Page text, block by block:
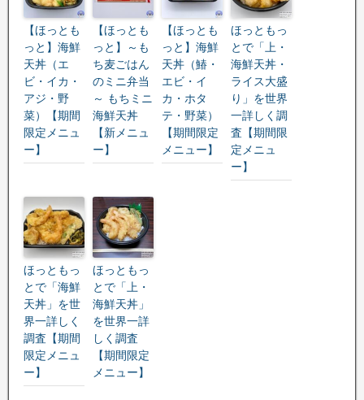
【ほっとも
っと】海鮮
天丼（エ
ビ・イカ・
アジ・野
菜）【期間
限定メニュ
ー】
【ほっとも
っと】～も
ち麦ごはん
のミニ弁当
～ もちミニ
海鮮天丼
【新メニュ
ー】
【ほっとも
っと】海鮮
天丼（鰆・
エビ・イ
カ・ホタ
テ・野菜）
【期間限定
メニュー】
ほっともっ
とで「上・
海鮮天丼・
ライス大盛
り」を世界
一詳しく調
査【期間限
定メニュ
ー】
ほっともっ
とで「海鮮
天丼」を世
界一詳しく
調査【期間
限定メニュ
ー】
ほっともっ
とで「上・
海鮮天丼」
を世界一詳
しく調査
【期間限定
メニュー】